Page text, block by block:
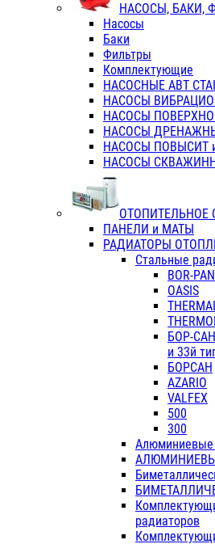
НАСОСЫ, БАКИ,
Насосы
Баки
Фильтры
Комплектующие
НАСОСНЫЕ АВТ
НАСОСЫ
НАСОСЫ
НАСОСЫ
НАСОСЫ ПОВЫСИТ
НАСОСЫ
ОТОПИТЕЛЬНОЕ
ПАНЕЛИ и МАТЫ
РАДИАТОРЫ
Стальные
BOR-PAN
OASIS
БОР-
и 33й
БОРСАН
AZARIO
VALFEX
500
300
Алюминиевые
радиаторов